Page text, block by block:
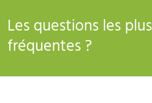
Les questions les plus
fréquentes ?